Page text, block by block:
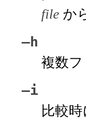
file か
–h
複数
–i
比較